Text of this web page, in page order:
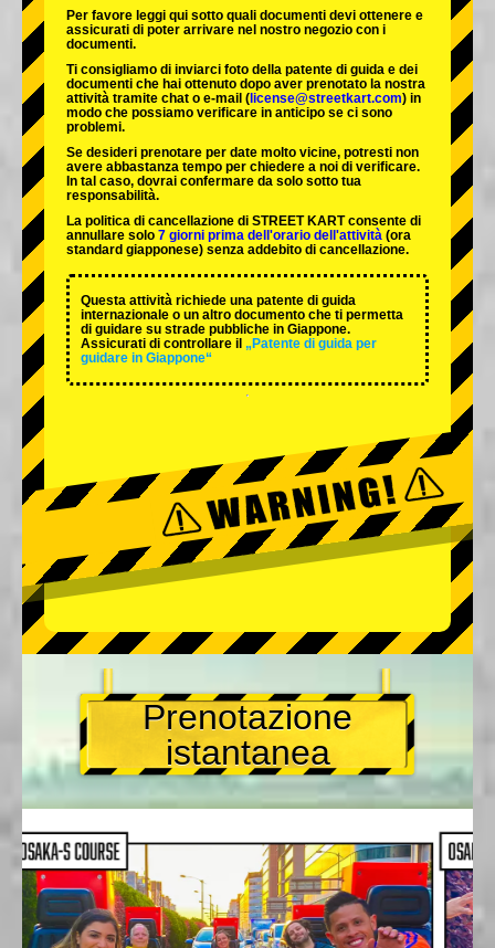
Per favore leggi qui sotto quali documenti devi ottenere e
assicurati di poter arrivare nel nostro negozio con i
documenti.
Ti consigliamo di inviarci foto della patente di guida e dei
documenti che hai ottenuto dopo aver prenotato la nostra
attività tramite chat o e-mail ( license@streetkart.com) in
modo che possiamo verificare in anticipo se ci sono
problemi.
Se desideri prenotare per date molto vicine, potresti non
avere abbastanza tempo per chiedere a noi di verificare.
In tal caso, dovrai confermare da solo sotto tua
responsabilità.
La politica di cancellazione di STREET KART consente di
annullare solo 7 giorni prima dell'orario dell'attività (ora
standard giapponese) senza addebito di cancellazione.
Questa attività richiede una patente di guida
internazionale o un altro documento che ti permetta
di guidare su strade pubbliche in Giappone.
Assicurati di controllare il „Patente di guida per
guidare in Giappone“
Prenotazione
istantanea